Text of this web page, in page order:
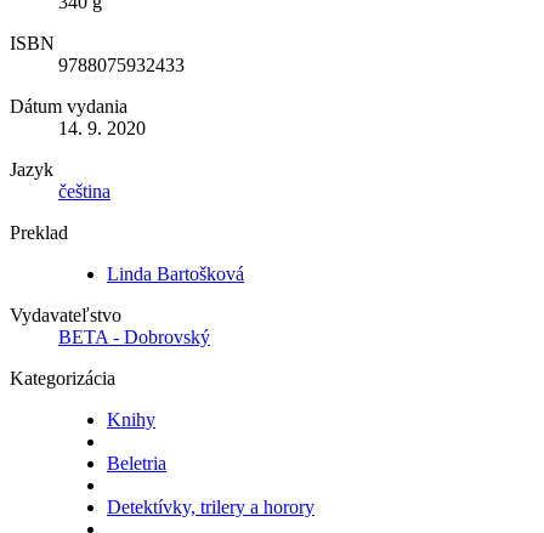
ISBN
9788075932433
Dátum vydania
14. 9. 2020
Jazyk
čeština
Preklad
Linda Bartošková
Vydavateľstvo
BETA - Dobrovský
Kategorizácia
Knihy
Beletria
Detektívky, trilery a horory